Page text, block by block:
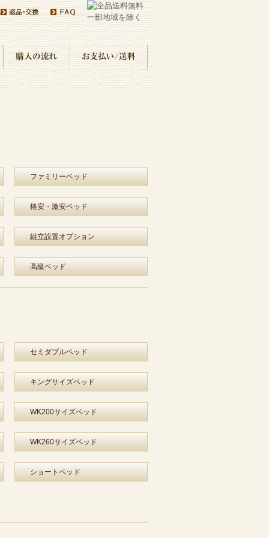
ファミリーベッド
格安・激安ベッド
組立設置オプション
高級ベッド
セミダブルベッド
キングサイズベッド
WK200サイズベッド
WK260サイズベッド
ショートベッド